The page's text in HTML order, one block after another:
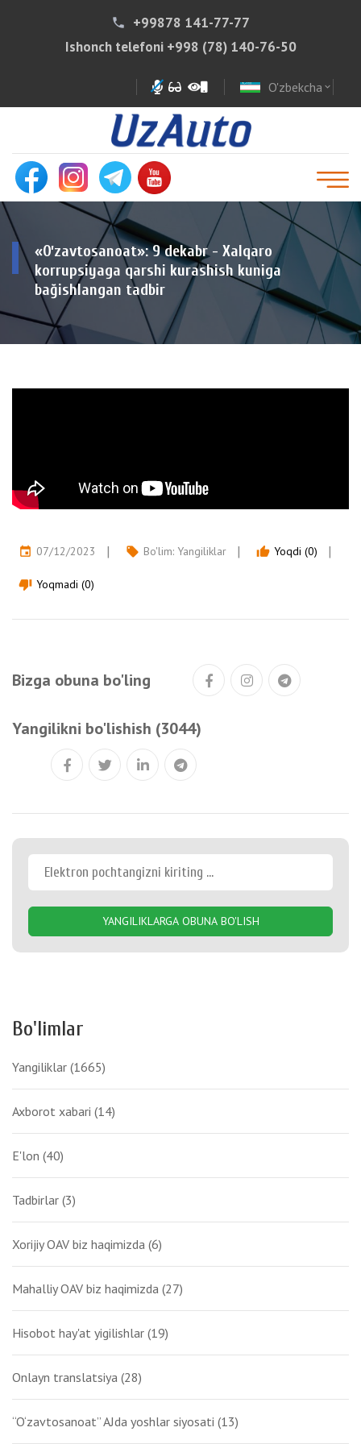
phone
+99878 141-77-77
Ishonch telefoni +998 (78) 140-76-50
O'zbekcha expand_more
«Oʼzavtosanoat»: 9 dekabr - Xalqaro
korrupsiyaga qarshi kurashish kuniga
bağishlangan tadbir
event 07/12/2023 local_offer Bo'lim: Yangiliklar thumb_up Yoqdi (0)
thumb_down Yoqmadi (0)
Bizga obuna bo'ling
Yangilikni bo'lishish (3044)
YANGILIKLARGA OBUNA BO'LISH
Bo'limlar
Yangiliklar (1665)
Axborot xabari (14)
E'lon (40)
Tadbirlar (3)
Xorijiy OAV biz haqimizda (6)
Mahalliy OAV biz haqimizda (27)
Hisobot hay'at yigilishlar (19)
Onlayn translatsiya (28)
“O‘zavtosanoat” AJda yoshlar siyosati (13)